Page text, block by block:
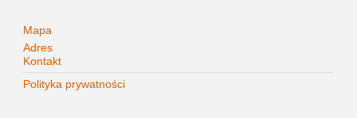
Mapa
Adres
Kontakt
Polityka prywatności